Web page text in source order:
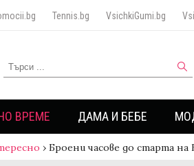
Tennis.bg VsichkiGumi.bg
ВРЕМЕ ДАМА И БЕБЕ
› Броени часове до старта на